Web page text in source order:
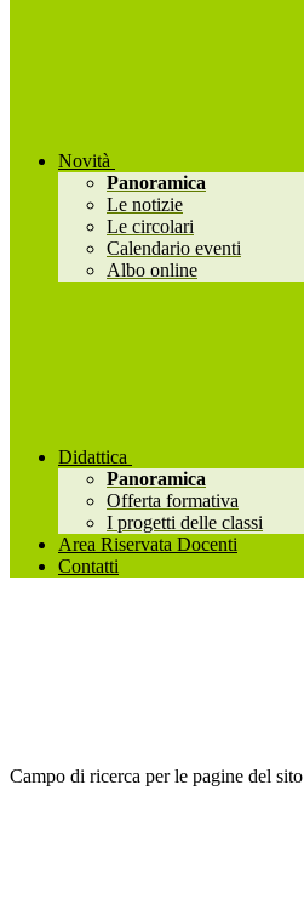
Novità
Panoramica
Le notizie
Le circolari
Calendario eventi
Albo online
Didattica
Panoramica
Offerta formativa
I progetti delle classi
Area Riservata Docenti
Contatti
Campo di ricerca per le pagine del sito